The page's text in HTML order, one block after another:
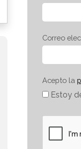
Correo
Acepto la
Estoy